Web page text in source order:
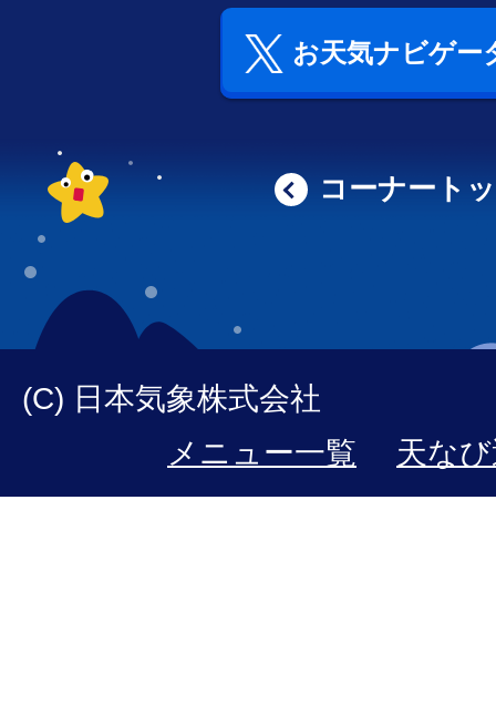
お天気ナビゲー
コーナート
(C) 日本気象株式会社
メニュー一覧
天な